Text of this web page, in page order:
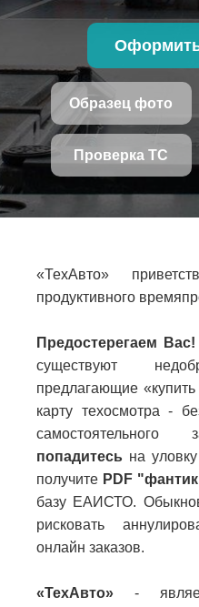
Образец фото
Проверка ТС
«ТехАвто»
продуктивного
Предостерегаем Вас!
существуют
предлагающие
карту техосмотра -
попадитесь на
получите PDF
базу ЕАИСТО.
рисковать
онлайн заказов.
«ТехАвто» -